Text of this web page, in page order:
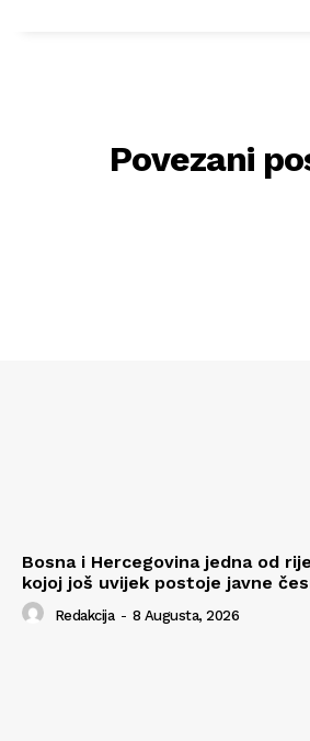
Povezani
Bosna i Hercegovina jedna od
kojoj još uvijek postoje javne
Redakcija - 8 Augusta, 2026